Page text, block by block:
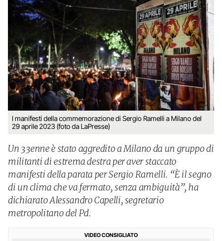
I manifesti della commemorazione di Sergio Ramelli a Milano del
29 aprile 2023 (foto da LaPresse)
Un 33enne è stato aggredito a Milano da un gruppo di
militanti di estrema destra per aver staccato
manifesti della parata per Sergio Ramelli. “È il segno
di un clima che va fermato, senza ambiguità”, ha
dichiarato Alessandro Capelli, segretario
metropolitano del Pd.
VIDEO CONSIGLIATO